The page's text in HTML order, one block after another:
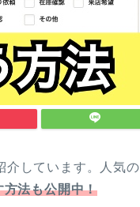
介しています。人気の
方法も公開中！